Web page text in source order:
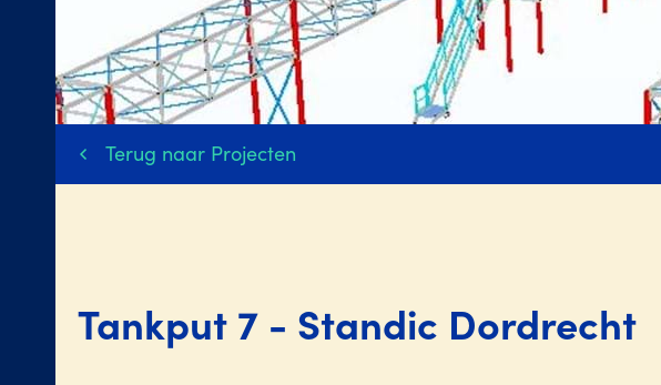
Terug naar Projecten
Tankput 7 - Standic Dordrecht